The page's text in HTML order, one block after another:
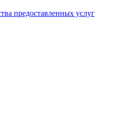
предоставленных услуг